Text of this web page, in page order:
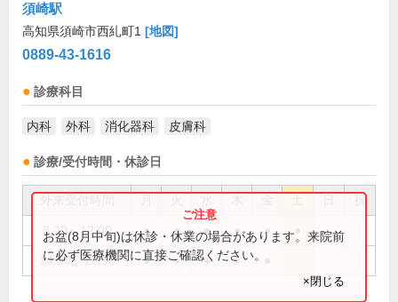
須崎駅
高知県須崎市西糺町1 [地図]
0889-43-1616
診療科目
内科 外科 消化器科 皮膚科
診療/受付時間・休診日
祝
8:30～12:00 ● ● ● ● ●
14:00～17:30 ● ● ● ●
お盆(8月中旬)は休診・休業の場合があります。来院前
に必ず医療機関に直接ご確認ください。
×閉じる